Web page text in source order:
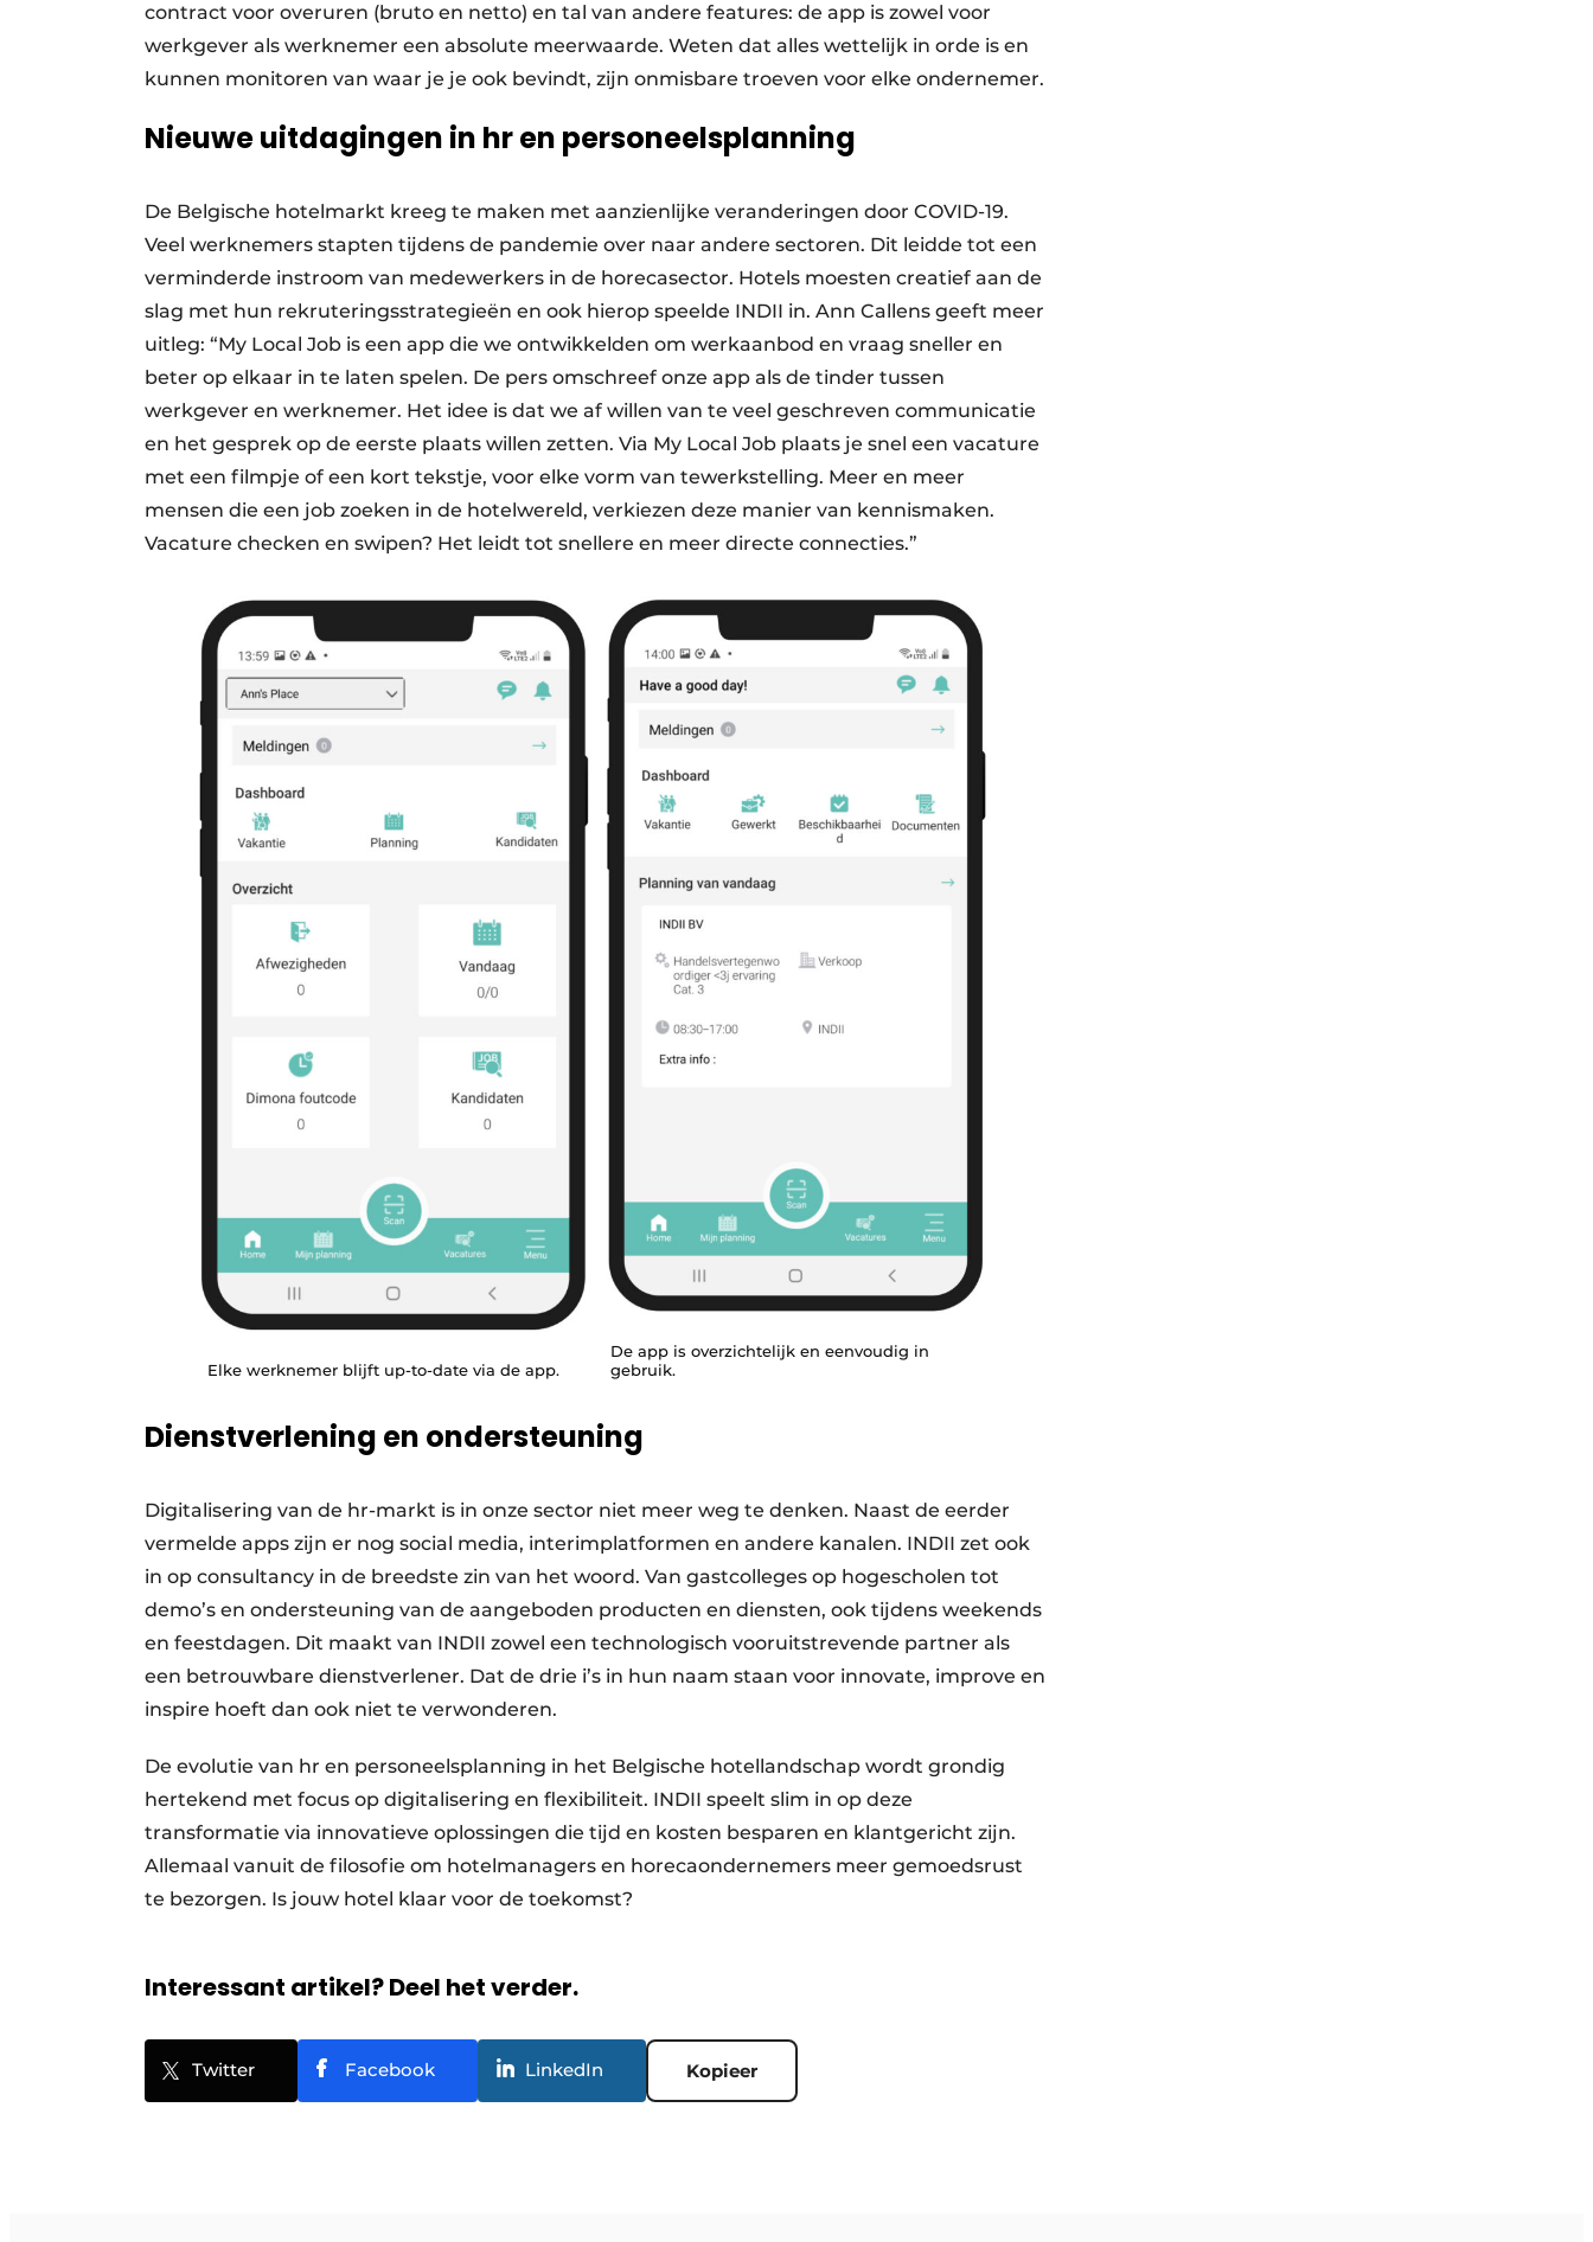
contract voor overuren (bruto en netto) en tal van andere features: de app is zowel voor
werkgever als werknemer een absolute meerwaarde. Weten dat alles wettelijk in orde is en
kunnen monitoren van waar je je ook bevindt, zijn onmisbare troeven voor elke ondernemer.
Nieuwe uitdagingen in hr en personeelsplanning
De Belgische hotelmarkt kreeg te maken met aanzienlijke veranderingen door COVID-19.
Veel werknemers stapten tijdens de pandemie over naar andere sectoren. Dit leidde tot een
verminderde instroom van medewerkers in de horecasector. Hotels moesten creatief aan de
slag met hun rekruteringsstrategieën en ook hierop speelde INDII in. Ann Callens geeft meer
uitleg: “My Local Job is een app die we ontwikkelden om werkaanbod en vraag sneller en
beter op elkaar in te laten spelen. De pers omschreef onze app als de tinder tussen
werkgever en werknemer. Het idee is dat we af willen van te veel geschreven communicatie
en het gesprek op de eerste plaats willen zetten. Via My Local Job plaats je snel een vacature
met een filmpje of een kort tekstje, voor elke vorm van tewerkstelling. Meer en meer
mensen die een job zoeken in de hotelwereld, verkiezen deze manier van kennismaken.
Vacature checken en swipen? Het leidt tot snellere en meer directe connecties.”
Elke werknemer blijft up-to-date via de app.
De app is overzichtelijk en eenvoudig in
gebruik.
Dienstverlening en ondersteuning
Digitalisering van de hr-markt is in onze sector niet meer weg te denken. Naast de eerder
vermelde apps zijn er nog social media, interimplatformen en andere kanalen. INDII zet ook
in op consultancy in de breedste zin van het woord. Van gastcolleges op hogescholen tot
demo’s en ondersteuning van de aangeboden producten en diensten, ook tijdens weekends
en feestdagen. Dit maakt van INDII zowel een technologisch vooruitstrevende partner als
een betrouwbare dienstverlener. Dat de drie i’s in hun naam staan voor innovate, improve en
inspire hoeft dan ook niet te verwonderen.
De evolutie van hr en personeelsplanning in het Belgische hotellandschap wordt grondig
hertekend met focus op digitalisering en flexibiliteit. INDII speelt slim in op deze
transformatie via innovatieve oplossingen die tijd en kosten besparen en klantgericht zijn.
Allemaal vanuit de filosofie om hotelmanagers en horecaondernemers meer gemoedsrust
te bezorgen. Is jouw hotel klaar voor de toekomst?
Interessant artikel? Deel het verder.
Twitter Facebook LinkedIn Kopieer